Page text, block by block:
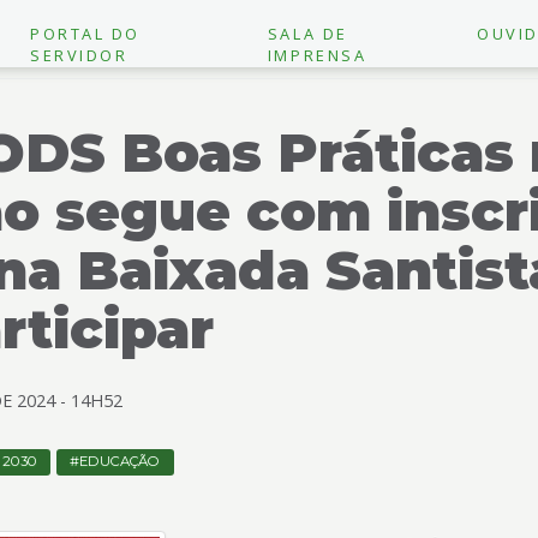
PORTAL DO
SERVIDOR
SALA DE
IMPRENSA
Boas Práticas
segue com
Baixada
2024 - 14H52
2030 EDUCAÇÃO